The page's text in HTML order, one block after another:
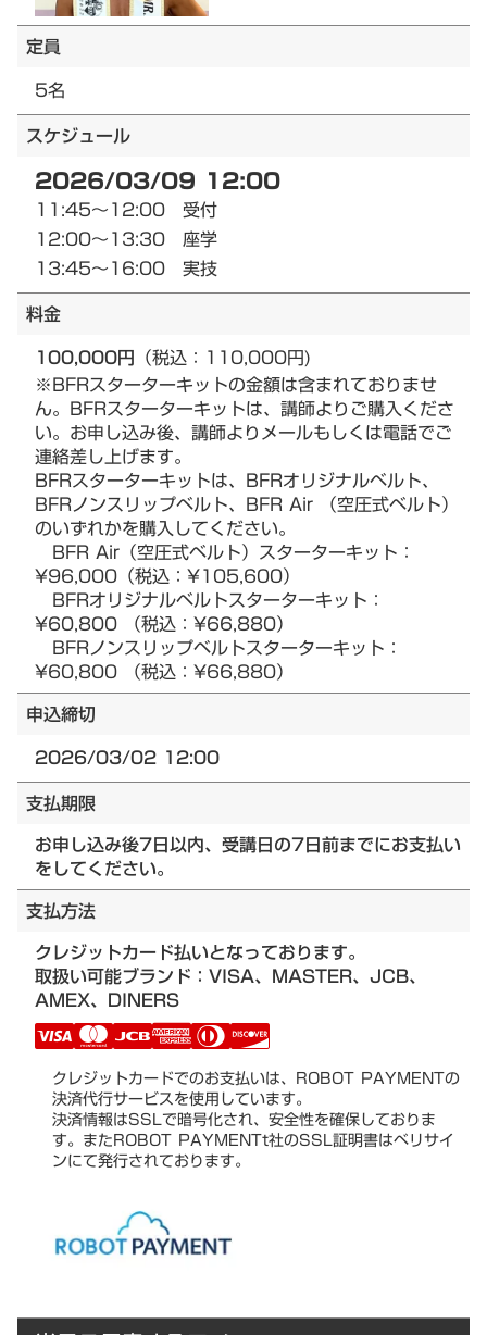
定員
5名
スケジュール
2026/03/09 12:00
11:45～12:00 受付
12:00～13:30 座学
13:45～16:00 実技
料金
100,000円 （税込：110,000円)
※BFRスターターキットの金額は含まれておりませ
ん。BFRスターターキットは、講師よりご購入くださ
い。お申し込み後、講師よりメールもしくは電話でご
連絡差し上げます。
BFRスターターキットは、BFRオリジナルベルト、
BFRノンスリップベルト、BFR Air （空圧式ベルト）
のいずれかを購入してください。
BFR Air（空圧式ベルト）スターターキット：
¥96,000（税込：¥105,600）
BFRオリジナルベルトスターターキット：
¥60,800 （税込：¥66,880）
BFRノンスリップベルトスターターキット：
¥60,800 （税込：¥66,880）
申込締切
2026/03/02 12:00
支払期限
お申し込み後7日以内、受講日の7日前までにお支払い
をしてください。
支払方法
クレジットカード払いとなっております。
取扱い可能ブランド：VISA、MASTER、JCB、
AMEX、DINERS
クレジットカードでのお支払いは、ROBOT PAYMENTの
決済代行サービスを使用しています。
決済情報はSSLで暗号化され、安全性を確保しておりま
す。またROBOT PAYMENTt社のSSL証明書はベリサイ
ンにて発行されております。